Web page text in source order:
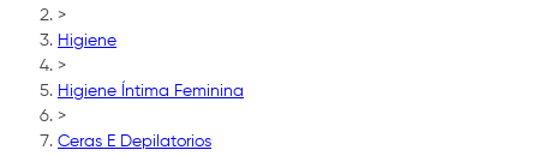
>
Higiene
>
Higiene Íntima Feminina
>
Ceras E Depilatorios